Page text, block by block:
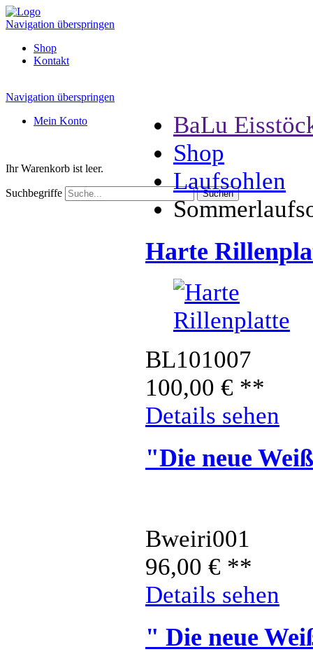
Navigation überspringen
Shop
Kontakt
Navigation überspringen
Mein Konto
Ihr Warenkorb ist leer.
Suchbegriffe
BaLu
Shop
Laufsohlen
Harte
BL101007
100,00 € **
Details sehen
"Die neue
Bweiri001
96,00 € **
Details sehen
" Die neue